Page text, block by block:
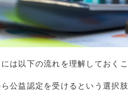
は以下の流れを理解しておくこ
公益認定を受けるという選